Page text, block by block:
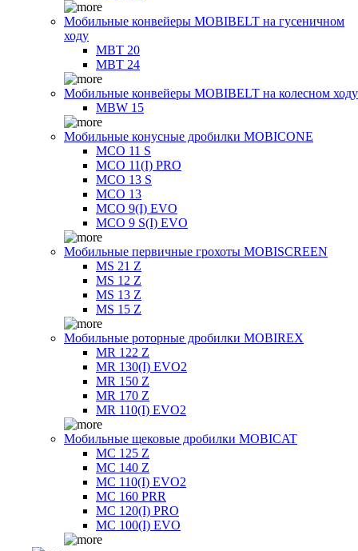
Мобильные конвейеры MOBIBELT на гусеничном
ходу
MBT 20
MBT 24
Мобильные конвейеры MOBIBELT на колесном ходу
MBW 15
Мобильные конусные дробилки MOBICONE
MCO 11 S
MCO 11(I) PRO
MCO 13 S
MCO 13
MCO 9(I) EVO
MCO 9 S(I) EVO
Мобильные первичные грохоты MOBISCREEN
MS 21 Z
MS 12 Z
MS 13 Z
MS 15 Z
Мобильные роторные дробилки MOBIREX
MR 122 Z
MR 130(I) EVO2
MR 150 Z
MR 170 Z
MR 110(I) EVO2
Мобильные щековые дробилки MOBICAT
MC 125 Z
MC 140 Z
MC 110(I) EVO2
MC 160 PRR
MC 120(I) PRO
MC 100(I) EVO